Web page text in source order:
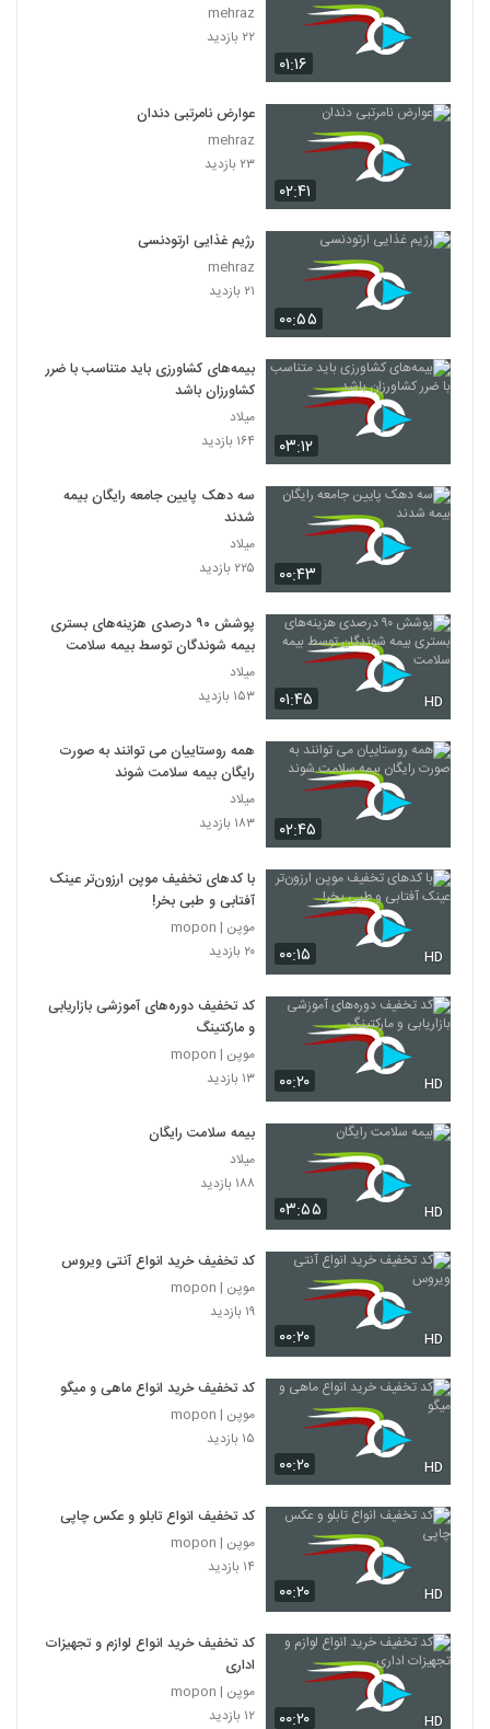
۰۱:۱۶
mehraz
۲۲ بازدید
۰۲:۴۱
عوارض نامرتبی دندان
mehraz
۲۳ بازدید
۰۰:۵۵
رژیم غذایی ارتودنسی
mehraz
۲۱ بازدید
۰۳:۱۲
بیمه‌های کشاورزی باید متناسب با ضرر
کشاورزان باشد
میلاد
۱۶۴ بازدید
۰۰:۴۳
سه دهک پایین جامعه‌ رایگان بیمه
شدند
میلاد
۲۲۵ بازدید
۰۱:۴۵ HD
پوشش ۹۰ درصدی هزینه‌های بستری
بیمه شوندگان توسط بیمه سلامت
میلاد
۱۵۳ بازدید
۰۲:۴۵
همه روستاییان می توانند به صورت
رایگان بیمه سلامت شوند
میلاد
۱۸۳ بازدید
۰۰:۱۵ HD
با کدهای تخفیف موپن ارزون‌تر عینک
آفتابی و طبی بخر!
موپن | mopon
۲۰ بازدید
۰۰:۲۰ HD
کد تخفیف دوره‌های آموزشی بازاریابی
و مارکتینگ
موپن | mopon
۱۳ بازدید
۰۳:۵۵ HD
بیمه سلامت رایگان
میلاد
۱۸۸ بازدید
۰۰:۲۰ HD
کد تخفیف خرید انواع آنتی ویروس
موپن | mopon
۱۹ بازدید
۰۰:۲۰ HD
کد تخفیف خرید انواع ماهی و میگو
موپن | mopon
۱۵ بازدید
۰۰:۲۰ HD
کد تخفیف انواع تابلو و عکس چاپی
موپن | mopon
۱۴ بازدید
۰۰:۲۰ HD
کد تخفیف خرید انواع لوازم و تجهیزات
اداری
موپن | mopon
۱۲ بازدید